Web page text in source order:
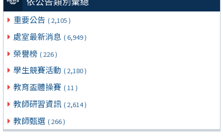
重要公告 ( 2,105 )
處室最新消息 ( 6,949 )
榮譽榜 ( 226 )
學生競賽活動 ( 2,180 )
教育盃體操賽 ( 11 )
教師研習資訊 ( 2,614 )
教師甄選 ( 266 )